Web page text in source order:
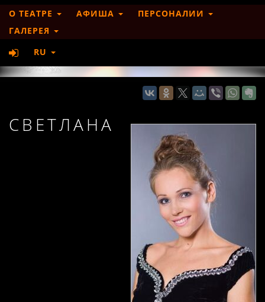
О ТЕАТРЕ АФИША
ПЕРСОНАЛИИ
ГАЛЕРЕЯ
RU
СВЕТЛАНА